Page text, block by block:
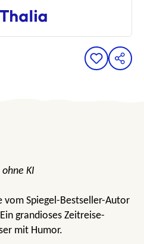
KI
vom Spiegel-Bestseller-Autor
grandioses Zeitreise-
mit Humor.